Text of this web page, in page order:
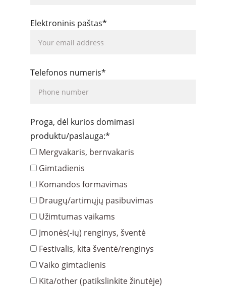
Elektroninis paštas*
Telefonos numeris*
Proga, dėl kurios domimasi
produktu/paslauga:*
Mergvakaris, bernvakaris
Gimtadienis
Komandos formavimas
Draugų/artimųjų pasibuvimas
Užimtumas vaikams
Įmonės(-ių) renginys, šventė
Festivalis, kita šventė/renginys
Vaiko gimtadienis
Kita/other (patikslinkite žinutėje)